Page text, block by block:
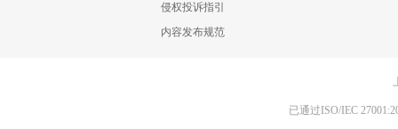
侵权投诉指引
内容发布规范
已通过ISO/IEC